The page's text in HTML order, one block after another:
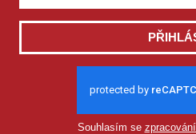
Souhlasím se